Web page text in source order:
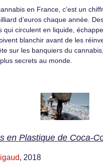
en France, c’est un
d’euros chaque année.
qui circulent en liquide,
blanchir avant de les
sur les banquiers du
secrets au monde.
en Plastique de Coca-
, 2018